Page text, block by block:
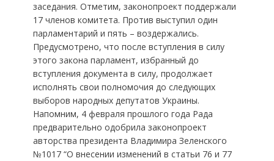
заседания. Отметим, законопроект поддержали
17 членов комитета. Против выступил один
парламентарий и пять – воздержались.
Предусмотрено, что после вступления в силу
этого закона парламент, избранный до
вступления документа в силу, продолжает
исполнять свои полномочия до следующих
выборов народных депутатов Украины.
Напомним, 4 февраля прошлого года Рада
предварительно одобрила законопроект
авторства президента Владимира Зеленского
№1017 “О внесении изменений в статьи 76 и 77